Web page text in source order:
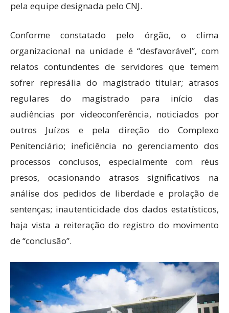
pela equipe designada pelo CNJ.
Conforme constatado pelo órgão, o clima
organizacional na unidade é “desfavorável”, com
relatos contundentes de servidores que temem
sofrer represália do magistrado titular; atrasos
regulares do magistrado para início das
audiências por videoconferência, noticiados por
outros Juízos e pela direção do Complexo
Penitenciário; ineficiência no gerenciamento dos
processos conclusos, especialmente com réus
presos, ocasionando atrasos significativos na
análise dos pedidos de liberdade e prolação de
sentenças; inautenticidade dos dados estatísticos,
haja vista a reiteração do registro do movimento
de “conclusão”.